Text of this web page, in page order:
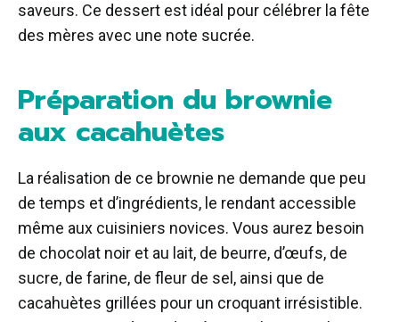
saveurs. Ce dessert est idéal pour célébrer la fête
des mères avec une note sucrée.
Préparation du brownie
aux cacahuètes
La réalisation de ce brownie ne demande que peu
de temps et d’ingrédients, le rendant accessible
même aux cuisiniers novices. Vous aurez besoin
de chocolat noir et au lait, de beurre, d’œufs, de
sucre, de farine, de fleur de sel, ainsi que de
cacahuètes grillées pour un croquant irrésistible.